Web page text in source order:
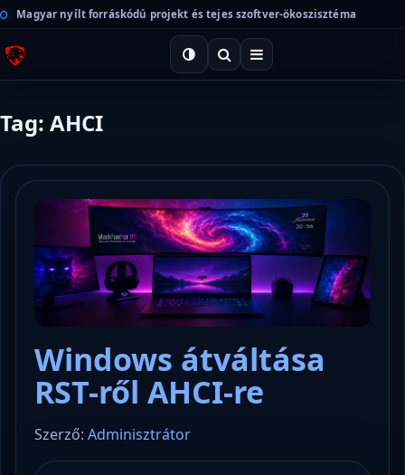
Magyar nyílt forráskódú projekt és tejes szoftver-ökoszisztéma
Tag: AHCI
Windows átváltása
RST-ről AHCI-re
Szerző: Adminisztrátor